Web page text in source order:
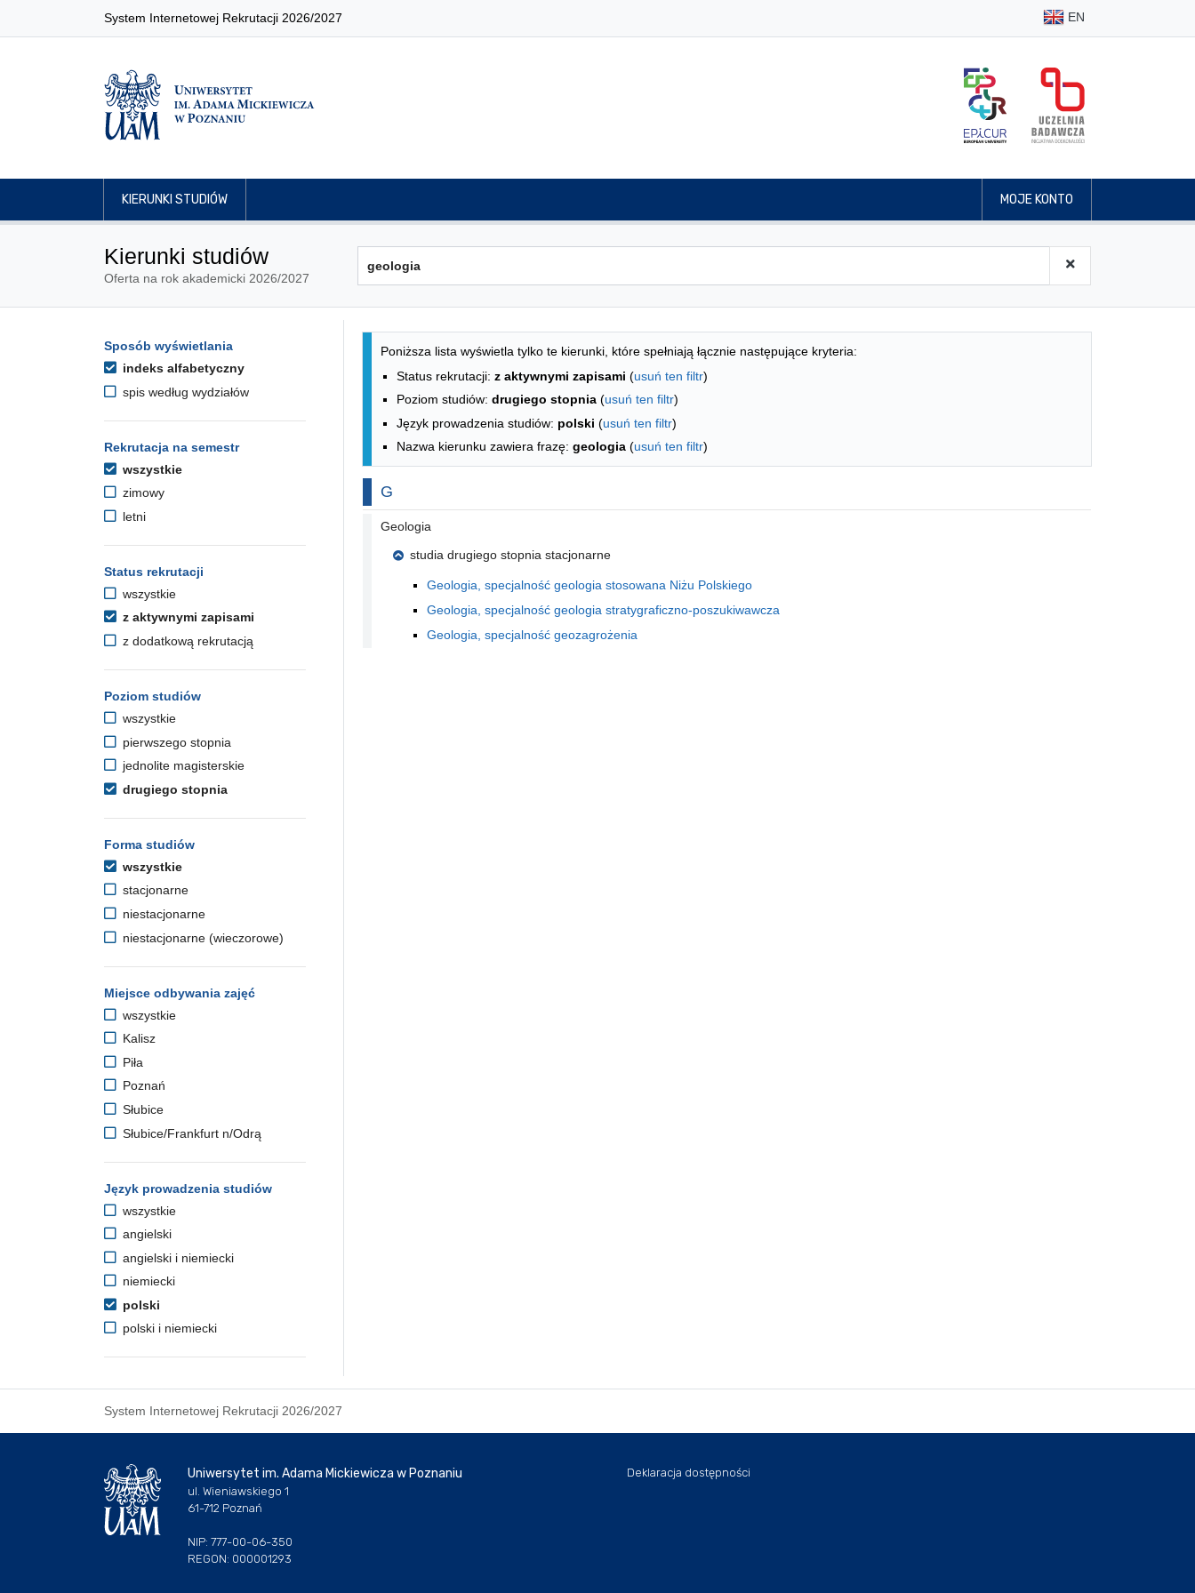
System Internetowej Rekrutacji 2026/2027 EN
KIERUNKI STUDIÓW MOJE KONTO
Kierunki studiów
Oferta na rok akademicki 2026/2027
Opcje filtrowania kierunków studiów
Przejdź do listy kierunków
Sposób wyświetlania
indeks alfabetyczny
spis według wydziałów
Rekrutacja na semestr
wszystkie
zimowy
letni
Status rekrutacji
wszystkie
z aktywnymi zapisami
z dodatkową rekrutacją
Poziom studiów
wszystkie
pierwszego stopnia
jednolite magisterskie
drugiego stopnia
Forma studiów
wszystkie
stacjonarne
niestacjonarne
niestacjonarne (wieczorowe)
Miejsce odbywania zajęć
wszystkie
Kalisz
Piła
Poznań
Słubice
Słubice/Frankfurt n/Odrą
Język prowadzenia studiów
wszystkie
angielski
angielski i niemiecki
niemiecki
polski
polski i niemiecki
Lista kierunków - indeks alfabetyczny
Poniższa lista wyświetla tylko te kierunki, które spełniają łącznie następujące kryteria:
Status rekrutacji: z aktywnymi zapisami (usuń ten filtr)
Poziom studiów: drugiego stopnia (usuń ten filtr)
Język prowadzenia studiów: polski (usuń ten filtr)
Nazwa kierunku zawiera frazę: geologia (usuń ten filtr)
Na literę
G
Geologia
studia drugiego stopnia stacjonarne
Geologia, specjalność geologia stosowana Niżu Polskiego
Geologia, specjalność geologia stratygraficzno-poszukiwawcza
Geologia, specjalność geozagrożenia
System Internetowej Rekrutacji 2026/2027
Uniwersytet im. Adama Mickiewicza w Poznaniu
ul. Wieniawskiego 1
61-712 Poznań
NIP: 777-00-06-350
REGON: 000001293
Deklaracja dostępności